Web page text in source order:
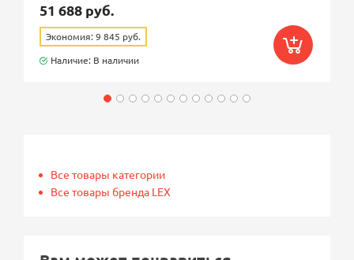
51 688 руб.
Экономия: 9 845 руб.
Наличие: В наличии
Все товары категории
Все товары бренда LEX